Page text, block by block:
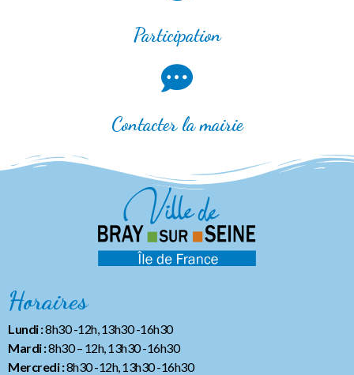
Participation
Contacter la mairie
Horaires
Lundi :8h30 -12h, 13h30 -16h30
Mardi :8h30 – 12h, 13h30 -16h30
Mercredi :8h30 -12h, 13h30 -16h30